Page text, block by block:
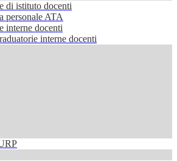
di istituto docenti
personale ATA
interne docenti
interne docenti